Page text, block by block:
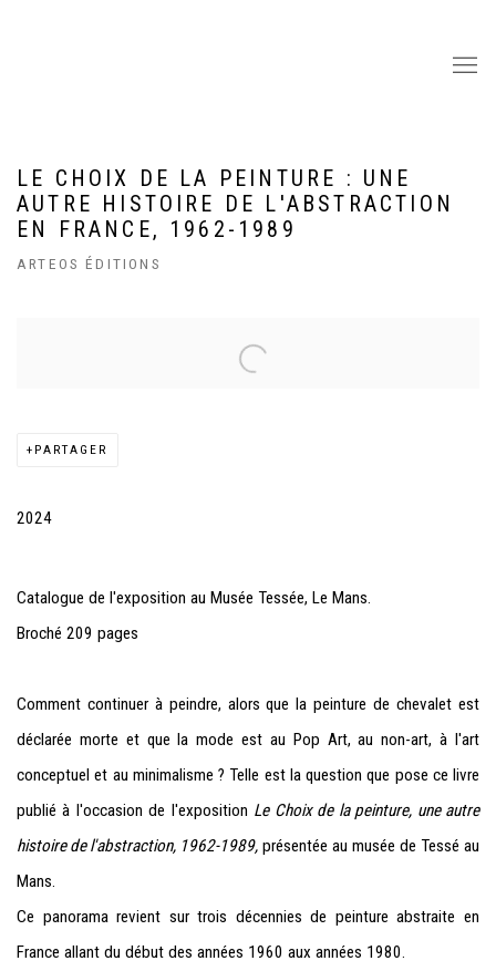
LE CHOIX DE LA PEINTURE : UNE
AUTRE HISTOIRE DE L'ABSTRACTION
EN FRANCE, 1962-1989
ARTEOS ÉDITIONS
PARTAGER
2024
Catalogue de l'exposition au Musée Tessée, Le Mans.
Broché 209 pages
Comment continuer à peindre, alors que la peinture de chevalet est
déclarée morte et que la mode est au Pop Art, au non-art, à l'art
conceptuel et au minimalisme ? Telle est la question que pose ce livre
publié à l'occasion de l'exposition Le Choix de la peinture, une autre
histoire de l'abstraction, 1962-1989, présentée au musée de Tessé au
Mans.
Ce panorama revient sur trois décennies de peinture abstraite en
France allant du début des années 1960 aux années 1980.